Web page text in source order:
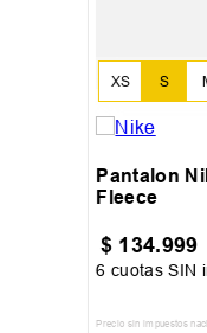
S
XS
Pantalon
Fleece
$ 134.999
6 cuotas SIN
Precio sin impuestos